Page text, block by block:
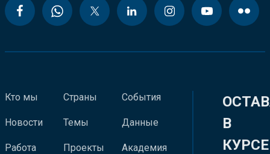
Кто мы
Новости
Работа
Страны
Темы
Проекты
События
Данные
Академия
В
КУРСЕ